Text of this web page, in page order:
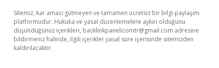
Sitemiz, kar amacı gütmeyen ve tamamen ücretsiz bir bilgi paylaşım
platformudur. Hukuka ve yasal düzenlemelere aykırı olduğunu
düşündüğünüz içerikleri, backlinkpanelicomtr@gmail.com adresine
bildirmeniz halinde, ilgili içerikler yasal süre içerisinde sitemizden
kaldırılacaktır.